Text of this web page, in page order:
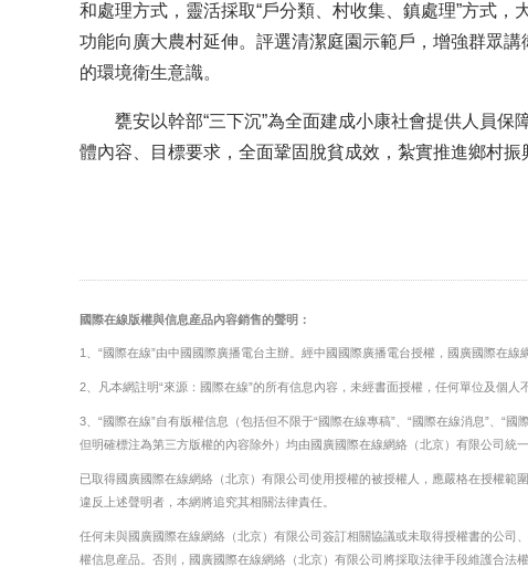
和處理方式，靈活採取“戶分類、村收集、鎮處理”方式
功能向廣大農村延伸。評選清潔庭園示範戶，增強群眾
的環境衛生意識。
甕安以幹部“三下沉”為全面建成小康社會提供人員保
體內容、目標要求，全面鞏固脫貧成效，紮實推進鄉村振
國際在線版權與信息産品內容銷售的聲明：
1、“國際在線”由中國國際廣播電台主辦。經中國國際廣播電台授權，國廣國際在線
2、凡本網註明“來源：國際在線”的所有信息內容，未經書面授權，任何單位及個人
3、“國際在線”自有版權信息（包括但不限于“國際在線專稿”、“國際在線消息”、“國
但明確標注為第三方版權的內容除外）均由國廣國際在線網絡（北京）有限公司統一
已取得國廣國際在線網絡（北京）有限公司使用授權的被授權人，應嚴格在授權範
違反上述聲明者，本網將追究其相關法律責任。
任何未與國廣國際在線網絡（北京）有限公司簽訂相關協議或未取得授權書的公司
權信息産品。否則，國廣國際在線網絡（北京）有限公司將採取法律手段維護合法